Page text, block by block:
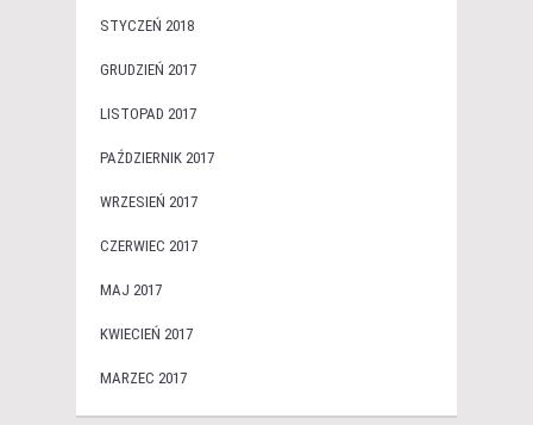
STYCZEŃ 2018
GRUDZIEŃ 2017
LISTOPAD 2017
PAŹDZIERNIK 2017
WRZESIEŃ 2017
CZERWIEC 2017
MAJ 2017
KWIECIEŃ 2017
MARZEC 2017